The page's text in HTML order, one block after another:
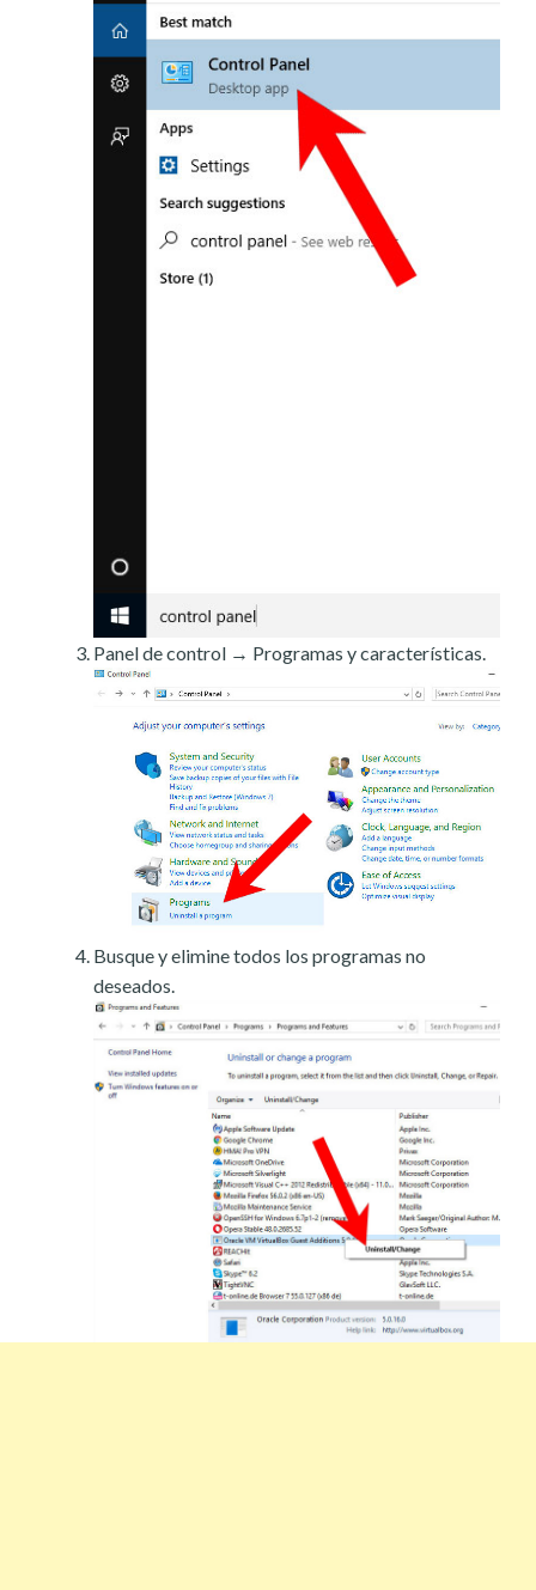
Panel de control → Programas y características.
Busque y elimine todos los programas no
deseados.